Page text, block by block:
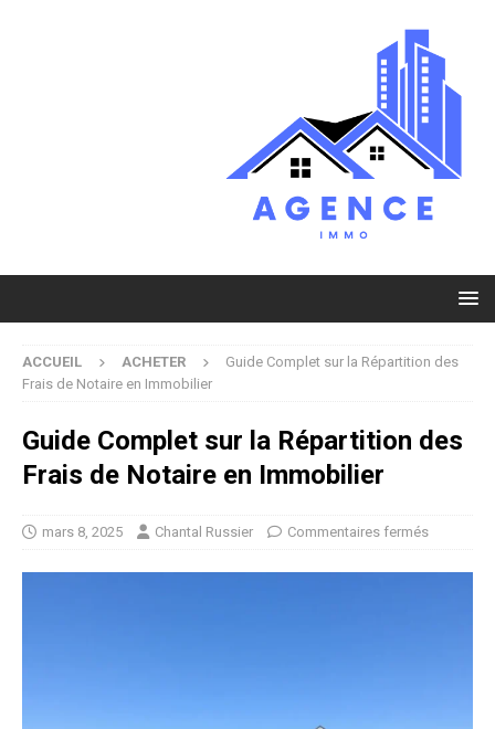
ACCUEIL ACHETER
Guide Complet sur la Répartition des
Frais de Notaire en Immobilier
Guide Complet sur la Répartition des
Frais de Notaire en Immobilier
mars 8, 2025 Chantal Russier Commentaires fermés